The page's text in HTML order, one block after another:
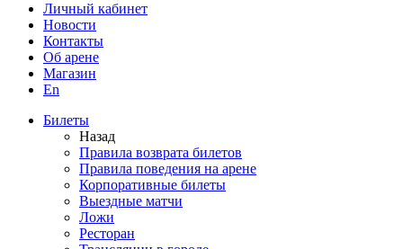
Личный кабинет
Новости
Контакты
Об арене
Магазин
En
Билеты
Назад
Правила возврата билетов
Правила поведения на арене
Корпоративные билеты
Выездные матчи
Ложи
Ресторан